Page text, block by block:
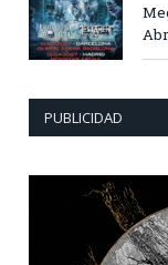
PUBLICIDAD